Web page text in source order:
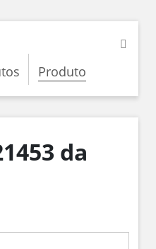
Produto
da